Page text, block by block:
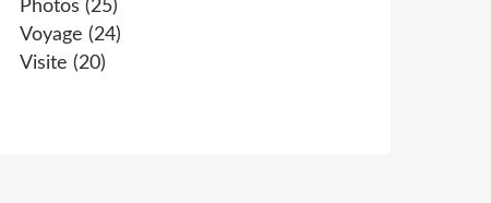
Photos (25)
Voyage (24)
Visite (20)